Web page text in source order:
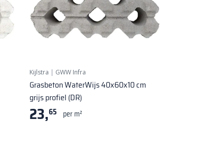
Kijlstra | GWW Infra
Grasbeton WaterWijs 40x60x10 cm
grijs profiel (DR)
23,65 per m²